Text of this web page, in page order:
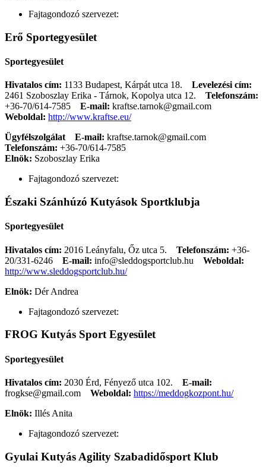
Fajtagondozó szervezet:
Erő Sportegyesület
Sportegyesület
Hivatalos cím: 1133 Budapest, Kárpát utca 18. Levelezési cím:
2461 Szoboszlay Erika - Tárnok, Kopolya utca 12.
Telefonszám:
+36-70/614-7585
E-mail: kraftse.tarnok@gmail.com
Weboldal: http://www.kraftse.eu/
Ügyfélszolgálat
E-mail: kraftse.tarnok@gmail.com
Telefonszám: +36-70/614-7585
Elnök: Szoboszlay Erika
Fajtagondozó szervezet:
Északi Szánhúzó Kutyások Sportklubja
Sportegyesület
Hivatalos cím: 2016 Leányfalu, Őz utca 5. Telefonszám: +36-
20/331-6246
E-mail: info@sleddogsportclub.hu
Weboldal:
http://www.sleddogsportclub.hu/
Elnök: Dér Andrea
Fajtagondozó szervezet:
FROG Kutyás Sport Egyesület
Sportegyesület
Hivatalos cím: 2030 Érd, Fényező utca 102. E-mail:
frogkse@gmail.com
Weboldal: https://meddogkozpont.hu/
Elnök: Illés Anita
Fajtagondozó szervezet:
Gyulai Kutyás Agility Szabadidősport Klub